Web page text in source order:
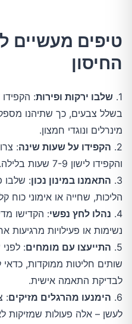
טיפים מעשיים
החיסון
1. שלבו ירקות ופירות: הקפידו
בשלל צבעים, כך שתיהנו
מינרלים ונוגדי חמצון.
2. הקפידו על שעות שינה:
והקפידו לישון 7-9 שעות בלילה.
3. התאמנו במינון נכון: שלבו
הליכות, שחייה או אימוני כוח קלים) 3-5 פעמים
4. נהלו לחץ נפשי: הקדישו
נשימות או פעילויות
5. התייעצו עם מומחים:
שותים חליטות ממוקדות, כדאי
לבדיקת התאמה אישית.
6. הימנעו מהרגלים מזיקים:
לעשן – אלה פעולות שמזיקות